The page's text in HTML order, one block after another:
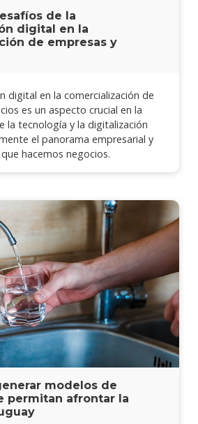
de la
digital en la
de empresas y
digital en la comercialización de
es un aspecto crucial en la
la tecnología y la digitalización
el panorama empresarial y
hacemos negocios.
modelos de
permitan afrontar la